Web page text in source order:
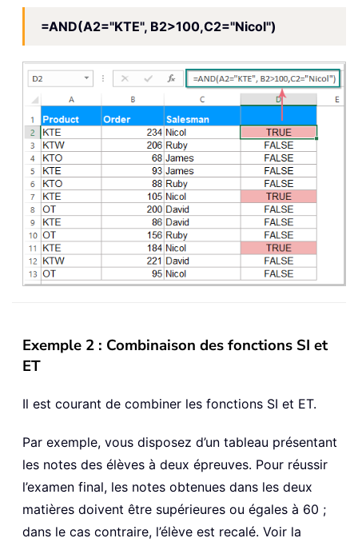
=AND(A2="KTE", B2>100,C2="Nicol")
Exemple 2 : Combinaison des fonctions SI et
ET
Il est courant de combiner les fonctions SI et ET.
Par exemple, vous disposez d’un tableau présentant
les notes des élèves à deux épreuves. Pour réussir
l’examen final, les notes obtenues dans les deux
matières doivent être supérieures ou égales à 60 ;
dans le cas contraire, l’élève est recalé. Voir la